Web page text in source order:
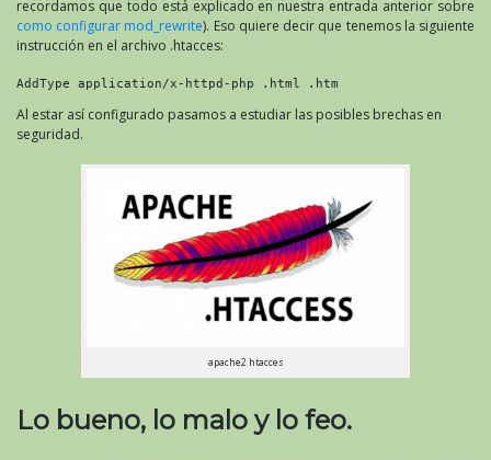
recordamos que todo está explicado en nuestra entrada anterior sobre
como configurar mod_rewrite). Eso quiere decir que tenemos la siguiente
instrucción en el archivo .htacces:
AddType application/x-httpd-php .html .htm
Al estar así configurado pasamos a estudiar las posibles brechas en
seguridad.
apache2 htacces
Lo bueno, lo malo y lo feo.